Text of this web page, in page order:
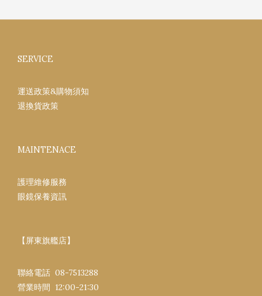
SERVICE
運送政策&購物須知
退換貨政策
MAINTENACE
護理維修服務
眼鏡保養資訊
【屏東旗艦店】
聯絡電話 08-7513288
營業時間 12:00-21:30​